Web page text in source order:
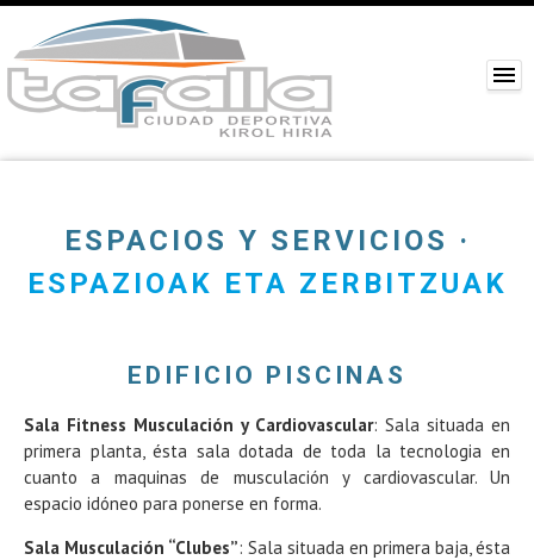
ESPACIOS Y SERVICIOS ·
ESPAZIOAK ETA ZERBITZUAK
EDIFICIO PISCINAS
Sala Fitness Musculación y Cardiovascular: Sala situada en
primera planta, ésta sala dotada de toda la tecnologia en
cuanto a maquinas de musculación y cardiovascular. Un
espacio idóneo para ponerse en forma.
Sala Musculación “Clubes”: Sala situada en primera baja, ésta